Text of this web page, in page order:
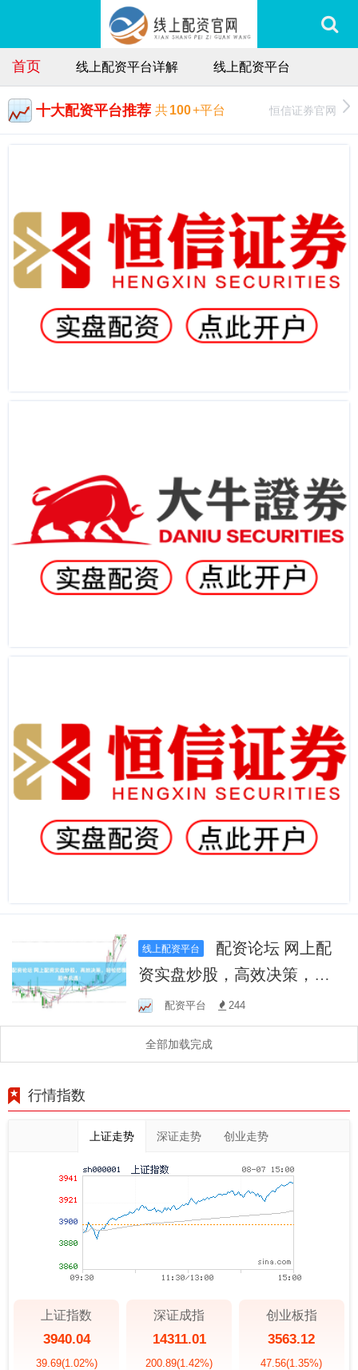
首页 线上配资平台详解 线上配资平台
十大配资平台推荐 共100+平台 恒信证券官网
线上配资平台
资实盘炒股，高效决策，轻
松把握股市机遇！
配资平台 244
全部加载完成
行情指数
上证走势 深证走势 创业走势
上证指数
3940.04
39.69(1.02%)
深证成指
14311.01
200.89(1.42%)
创业板指
3563.12
47.56(1.35%)